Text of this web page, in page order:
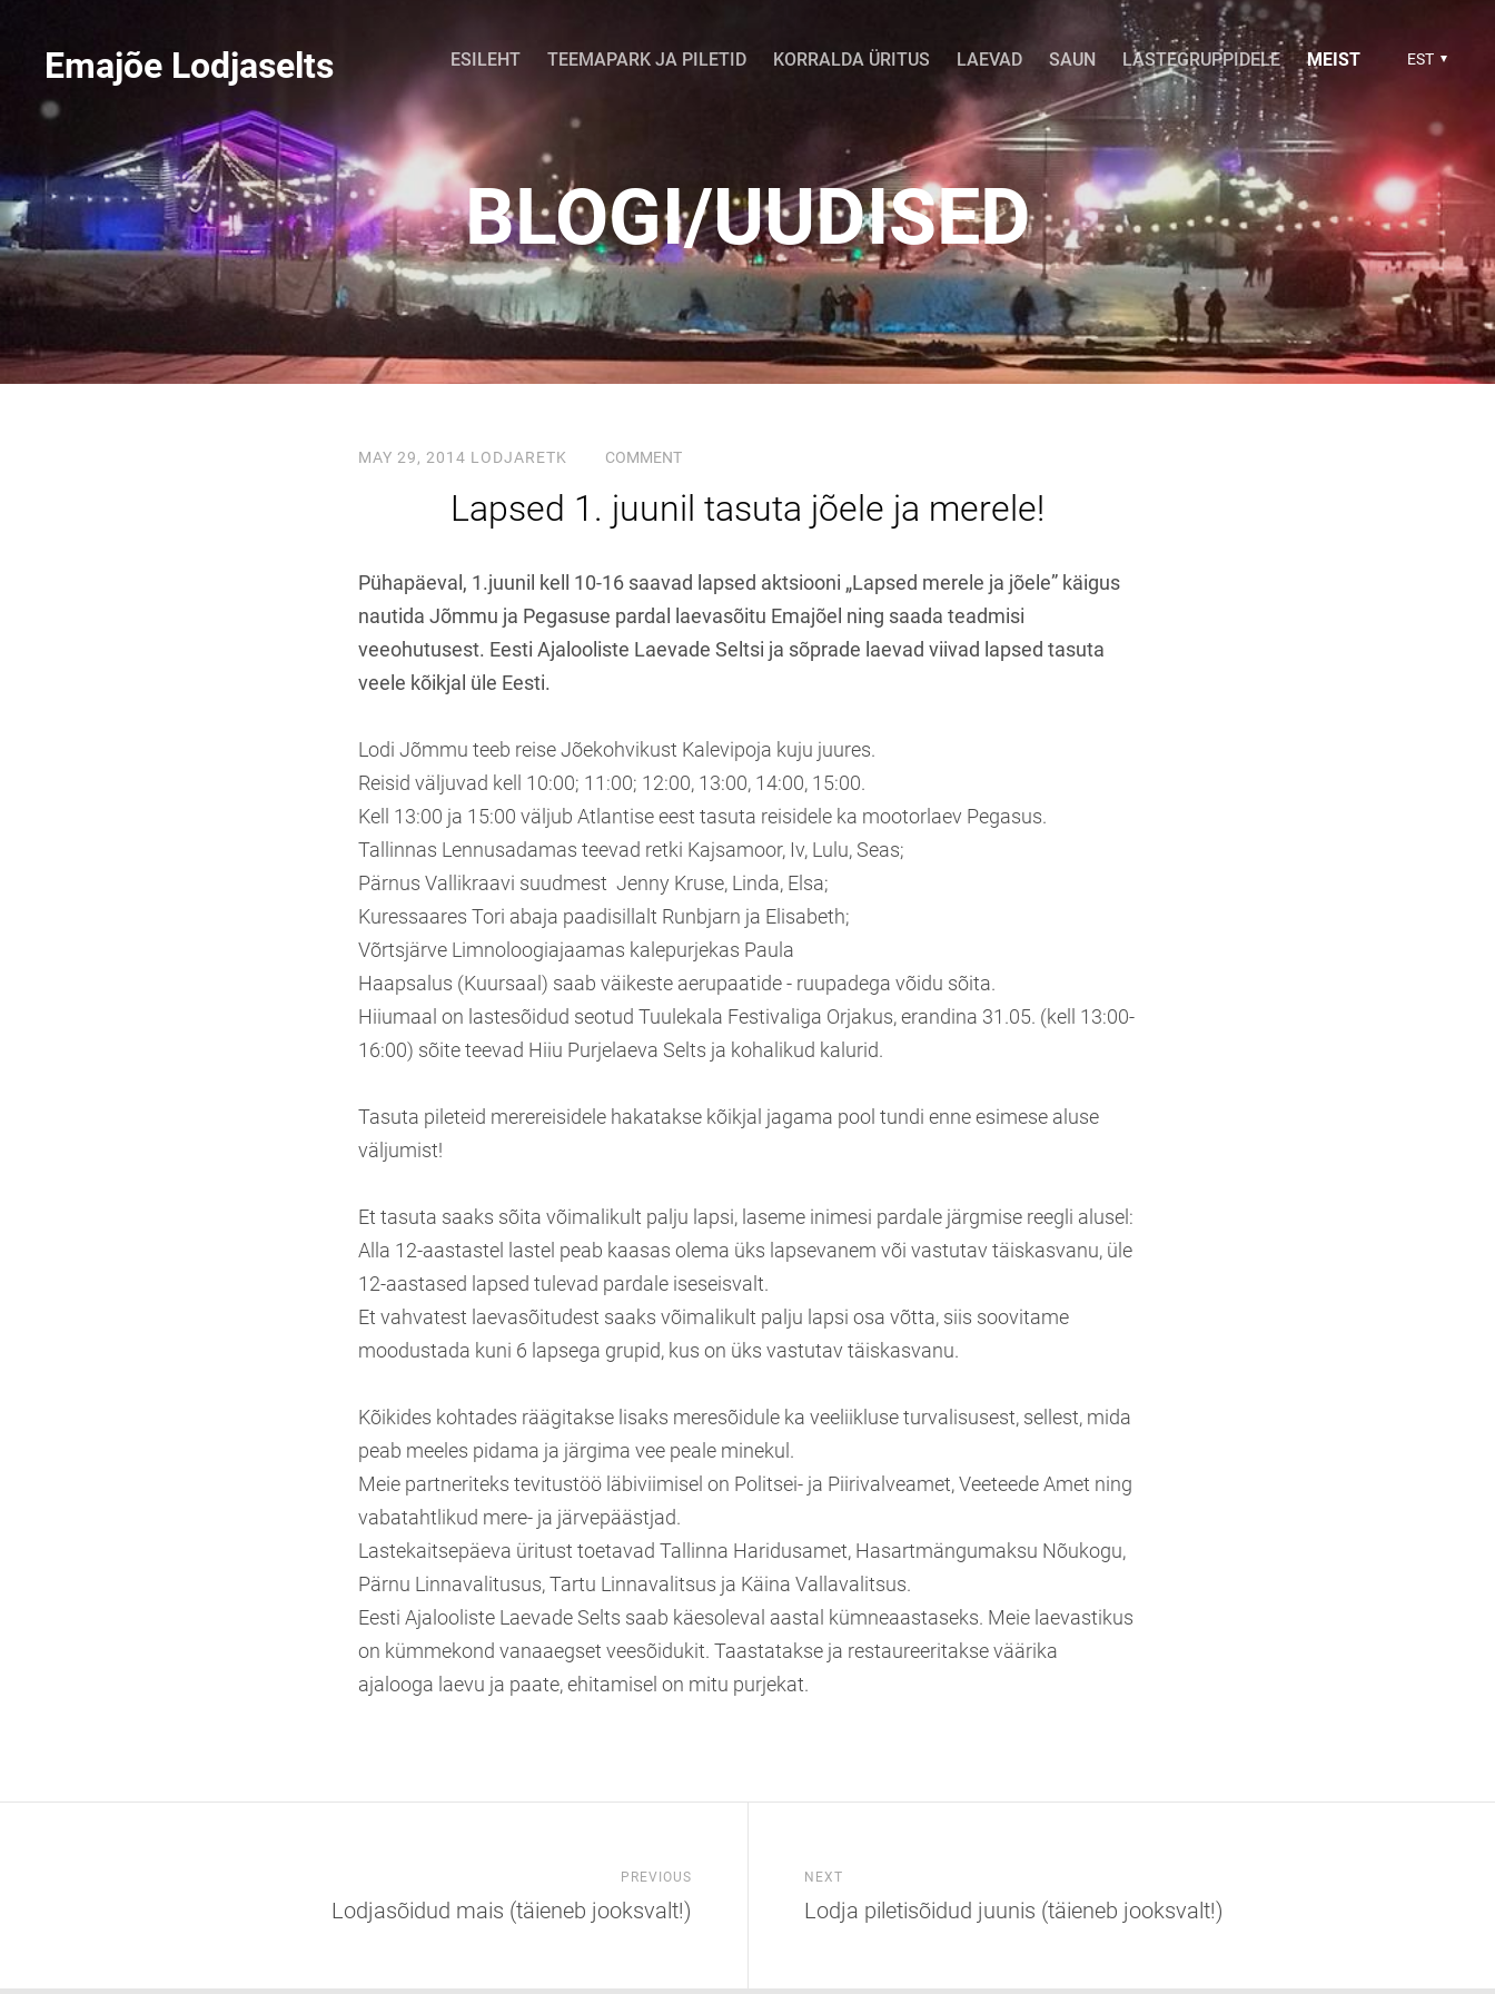
Emajõe Lodjaselts ESILEHT TEEMAPARK JA PILETID KORRALDA ÜRITUS LAEVAD SAUN LASTEGRUPPIDELE MEIST EST
BLOGI/UUDISED
MAY 29, 2014 LODJARETK COMMENT
Lapsed 1. juunil tasuta jõele ja merele!
Pühapäeval, 1.juunil kell 10-16 saavad lapsed aktsiooni „Lapsed merele ja jõele” käigus
nautida Jõmmu ja Pegasuse pardal laevasõitu Emajõel ning saada teadmisi
veeohutusest. Eesti Ajalooliste Laevade Seltsi ja sõprade laevad viivad lapsed tasuta
veele kõikjal üle Eesti.
Lodi Jõmmu teeb reise Jõekohvikust Kalevipoja kuju juures.
Reisid väljuvad kell 10:00; 11:00; 12:00, 13:00, 14:00, 15:00.
Kell 13:00 ja 15:00 väljub Atlantise eest tasuta reisidele ka mootorlaev Pegasus.
Tallinnas Lennusadamas teevad retki Kajsamoor, Iv, Lulu, Seas;
Pärnus Vallikraavi suudmest Jenny Kruse, Linda, Elsa;
Kuressaares Tori abaja paadisillalt Runbjarn ja Elisabeth;
Võrtsjärve Limnoloogiajaamas kalepurjekas Paula
Haapsalus (Kuursaal) saab väikeste aerupaatide - ruupadega võidu sõita.
Hiiumaal on lastesõidud seotud Tuulekala Festivaliga Orjakus, erandina 31.05. (kell 13:00-
16:00) sõite teevad Hiiu Purjelaeva Selts ja kohalikud kalurid.
Tasuta pileteid merereisidele hakatakse kõikjal jagama pool tundi enne esimese aluse
väljumist!
Et tasuta saaks sõita võimalikult palju lapsi, laseme inimesi pardale järgmise reegli alusel:
Alla 12-aastastel lastel peab kaasas olema üks lapsevanem või vastutav täiskasvanu, üle
12-aastased lapsed tulevad pardale iseseisvalt.
Et vahvatest laevasõitudest saaks võimalikult palju lapsi osa võtta, siis soovitame
moodustada kuni 6 lapsega grupid, kus on üks vastutav täiskasvanu.
Kõikides kohtades räägitakse lisaks meresõidule ka veeliikluse turvalisusest, sellest, mida
peab meeles pidama ja järgima vee peale minekul.
Meie partneriteks tevitustöö läbiviimisel on Politsei- ja Piirivalveamet, Veeteede Amet ning
vabatahtlikud mere- ja järvepäästjad.
Lastekaitsepäeva üritust toetavad Tallinna Haridusamet, Hasartmängumaksu Nõukogu,
Pärnu Linnavalitusus, Tartu Linnavalitsus ja Käina Vallavalitsus.
Eesti Ajalooliste Laevade Selts saab käesoleval aastal kümneaastaseks. Meie laevastikus
on kümmekond vanaaegset veesõidukit. Taastatakse ja restaureeritakse väärika
ajalooga laevu ja paate, ehitamisel on mitu purjekat.
PREVIOUS
Lodjasõidud mais (täieneb jooksvalt!)
NEXT
Lodja piletisõidud juunis (täieneb jooksvalt!)